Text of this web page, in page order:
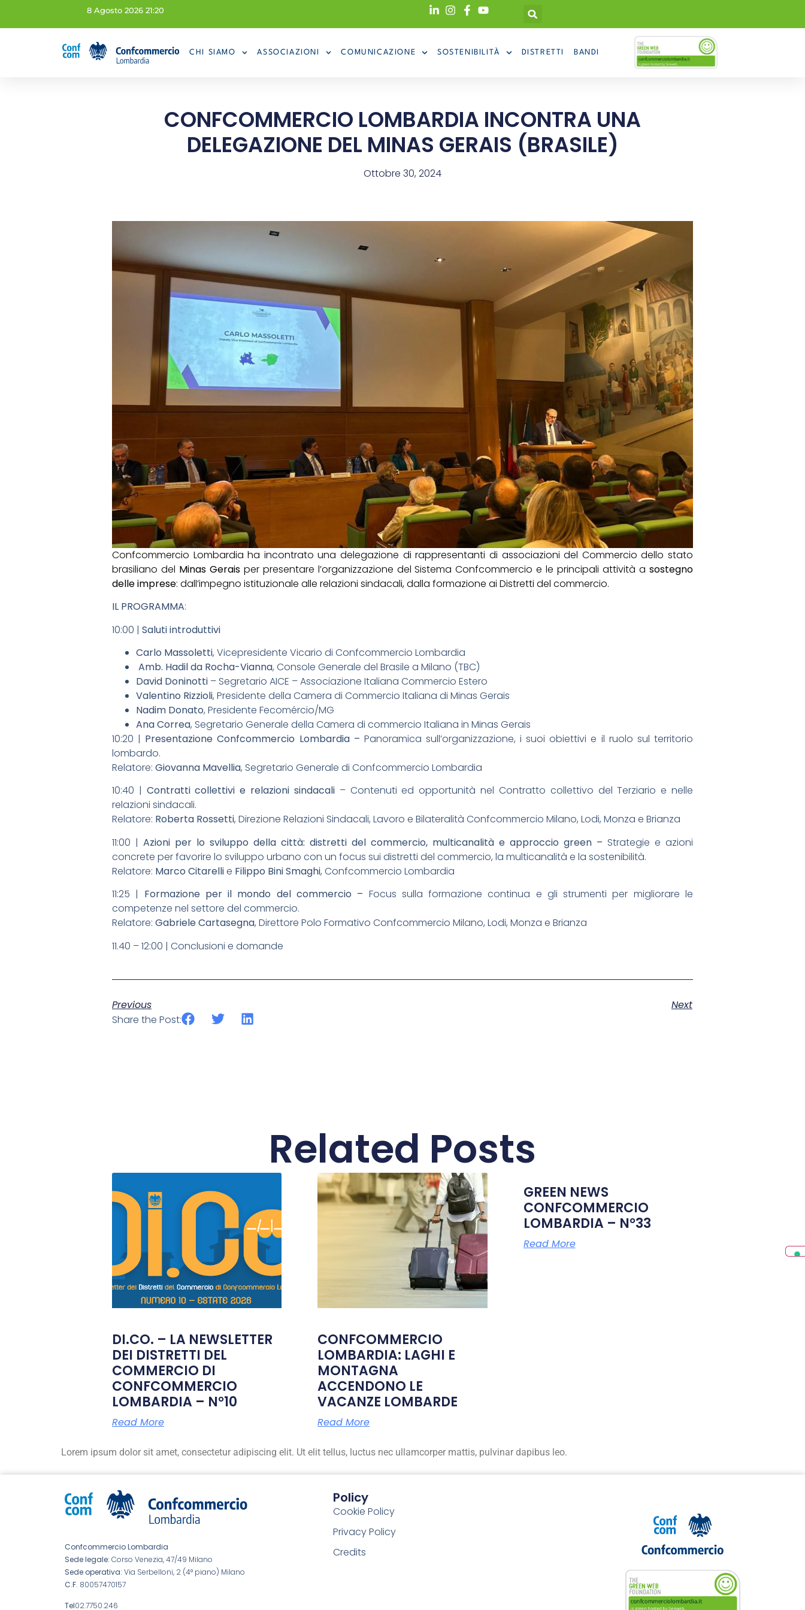
8 Agosto 2026 21:20
CHI SIAMO ASSOCIAZIONI COMUNICAZIONE SOSTENIBILITÀ DISTRETTI BANDI
CONFCOMMERCIO LOMBARDIA INCONTRA UNA
DELEGAZIONE DEL MINAS GERAIS (BRASILE)
Ottobre 30, 2024
Confcommercio Lombardia ha incontrato una delegazione di rappresentanti di associazioni del Commercio dello stato
brasiliano del Minas Geraisper presentare l’organizzazione del Sistema Confcommercio e le principali attività asostegno
delle imprese: dall’impegno istituzionale alle relazioni sindacali, dalla formazione ai Distretti del commercio.
IL PROGRAMMA:
10:00 | Saluti introduttivi
Carlo Massoletti, Vicepresidente Vicario di Confcommercio Lombardia
Amb. Hadil da Rocha-Vianna, Console Generale del Brasile a Milano (TBC)
David Doninotti – Segretario AICE – Associazione Italiana Commercio Estero
Valentino Rizzioli, Presidente della Camera di Commercio Italiana di Minas Gerais
Nadim Donato, Presidente Fecomércio/MG
Ana Correa, Segretario Generale della Camera di commercio Italiana in Minas Gerais
10:20 | Presentazione Confcommercio Lombardia – Panoramica sull’organizzazione, i suoi obiettivi e il ruolo sul territorio
lombardo.
Relatore: Giovanna Mavellia, Segretario Generale di Confcommercio Lombardia
10:40 | Contratti collettivi e relazioni sindacali– Contenuti ed opportunità nel Contratto collettivo del Terziario e nelle
relazioni sindacali.
Relatore: Roberta Rossetti, Direzione Relazioni Sindacali, Lavoro e Bilateralità Confcommercio Milano, Lodi, Monza e Brianza
11:00 | Azioni per lo sviluppo della città: distretti del commercio, multicanalità e approccio green – Strategie e azioni
concrete per favorire lo sviluppo urbano con un focus sui distretti del commercio, la multicanalità e la sostenibilità.
Relatore: Marco Citarellie Filippo Bini Smaghi, Confcommercio Lombardia
11:25 | Formazione per il mondo del commercio – Focus sulla formazione continua e gli strumenti per migliorare le
competenze nel settore del commercio.
Relatore: Gabriele Cartasegna, Direttore Polo Formativo Confcommercio Milano, Lodi, Monza e Brianza
11.40 – 12:00 | Conclusioni e domande
Previous
Next
Share the Post:
Related Posts
DI.CO. – LA NEWSLETTER
DEI DISTRETTI DEL
COMMERCIO DI
CONFCOMMERCIO
LOMBARDIA – N°10
Read More
CONFCOMMERCIO
LOMBARDIA: LAGHI E
MONTAGNA
ACCENDONO LE
VACANZE LOMBARDE
Read More
GREEN NEWS
CONFCOMMERCIO
LOMBARDIA – N°33
Read More
Lorem ipsum dolor sit amet, consectetur adipiscing elit. Ut elit tellus, luctus nec ullamcorper mattis, pulvinar dapibus leo.
Confcommercio Lombardia
Sede legale: Corso Venezia, 47/49 Milano
Sede operativa: Via Serbelloni, 2 (4° piano) Milano
C.F. 80057470157
Tel02.7750.246
Policy
Cookie Policy
Privacy Policy
Credits